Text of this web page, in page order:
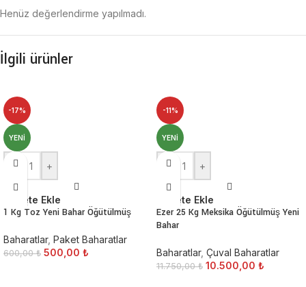
Henüz değerlendirme yapılmadı.
İlgili ürünler
-17%
YENI
- +
Sepete Ekle
1 Kg Toz Yeni Bahar Öğütülmüş
Baharatlar, Paket Baharatlar
600,00₺ 500,00 ₺
-11%
YENI
- +
Sepete Ekle
Ezer 25 Kg Meksika Öğütülmüş Yeni
Bahar
Baharatlar, Çuval Baharatlar
11.750,00₺ 10.500,00 ₺